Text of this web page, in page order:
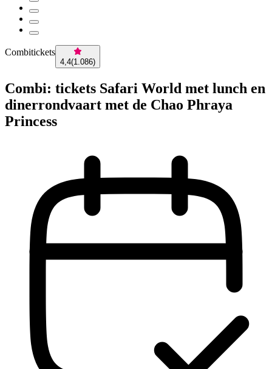
Combitickets
4,4(1.086)
Combi: tickets Safari World met lunch en
dinerrondvaart met de Chao Phraya
Princess